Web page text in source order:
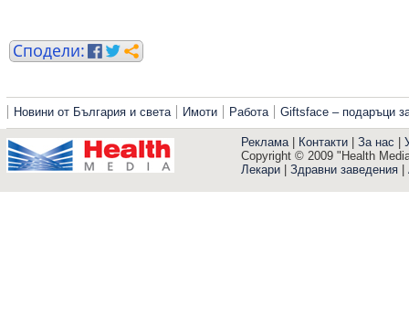
Новини от България и света Имоти Работа Giftsface – подаръци
Реклама| Контакти За нас
Copyright © 2009 "Health
Лекари
Здравни заведения